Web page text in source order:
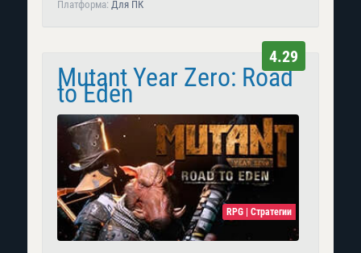
Платформа: Для ПК
Mutant Year Zero: Road
to Eden
4.29
RPG | Стратегии